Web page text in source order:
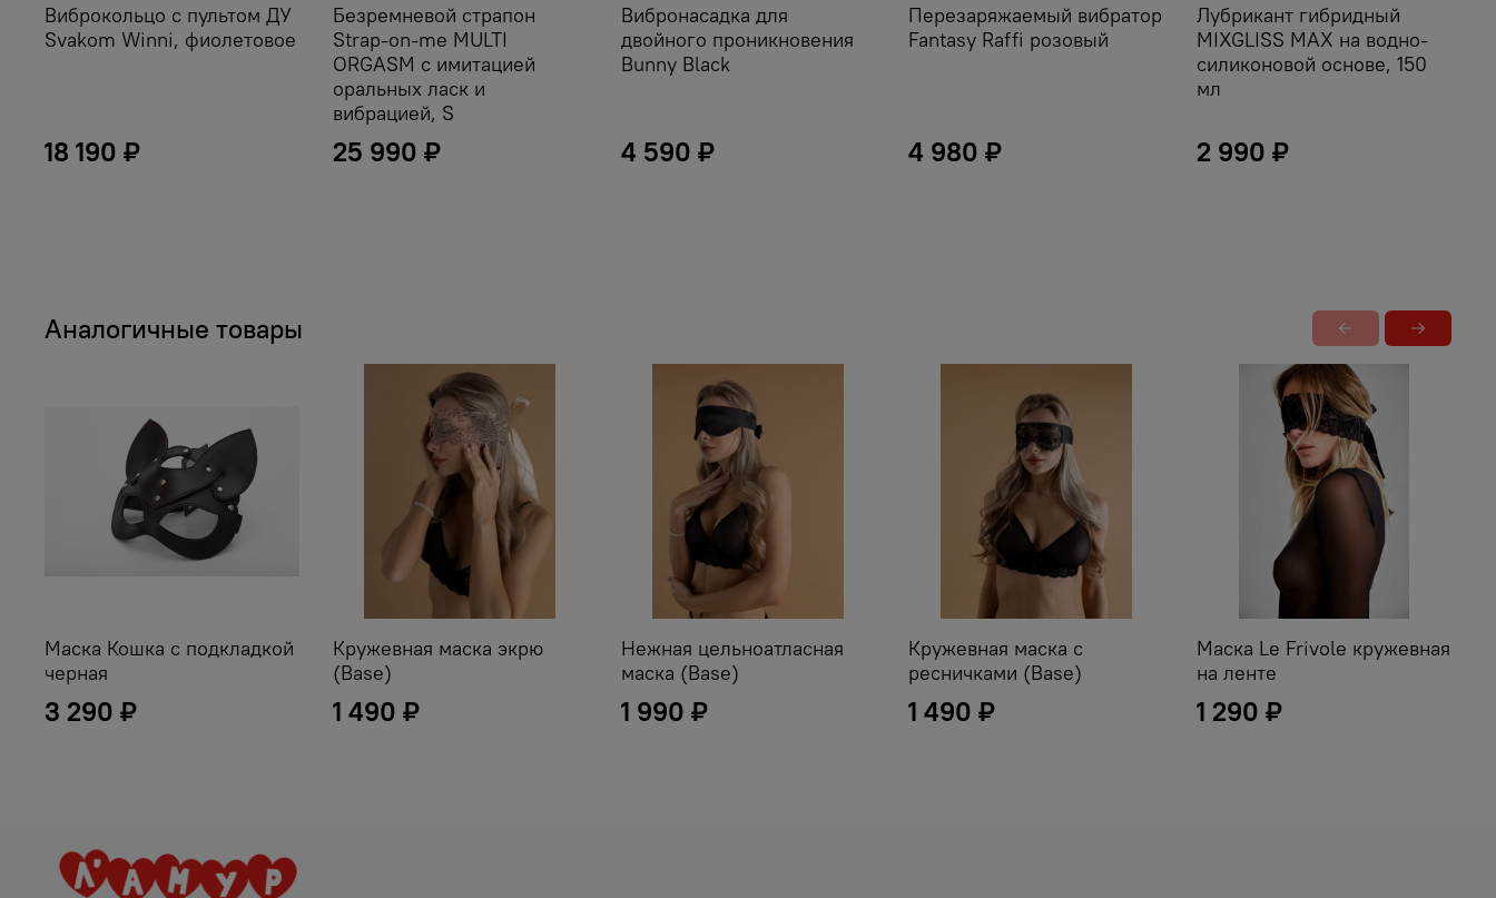
Виброкольцо с пультом ДУ
Svakom Winni, фиолетовое
18 190 ₽
Безремневой страпон
Strap-on-me MULTI
ORGASM с имитацией
оральных ласк и
вибрацией, S
25 990 ₽
Вибронасадка для
двойного проникновения
Bunny Black
4 590 ₽
Перезаряжаемый вибратор
Fantasy Raffi розовый
4 980 ₽
Лубрикант гибридный
MIXGLISS MAX на водно-
силиконовой основе, 150
мл
2 990 ₽
Аналогичные товары
Маска Кошка с подкладкой
черная
3 290 ₽
Кружевная маска экрю
(Base)
1 490 ₽
Нежная цельноатласная
маска (Base)
1 990 ₽
Кружевная маска с
ресничками (Base)
1 490 ₽
Маска Le Frivole кружевная
на ленте
1 290 ₽